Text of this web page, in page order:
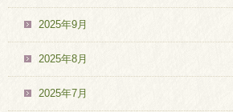
2025年9月
2025年8月
2025年7月